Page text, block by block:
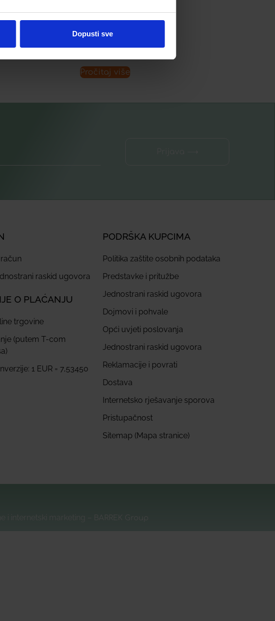
Dopusti sve
17,45€
Pročitaj više
raskid ugovora
O PLAĆANJU
trgovine
(putem T-com
1 EUR = 7,53450
PODRŠKA KUPCIMA
Politika zaštite osobnih podataka
Predstavke i pritužbe
Jednostrani raskid ugovora
Dojmovi i pohvale
Opći uvjeti poslovanja
Jednostrani raskid ugovora
Reklamacije i povrati
Dostava
Internetsko rješavanje sporova
Pristupačnost
Sitemap (Mapa stranice)